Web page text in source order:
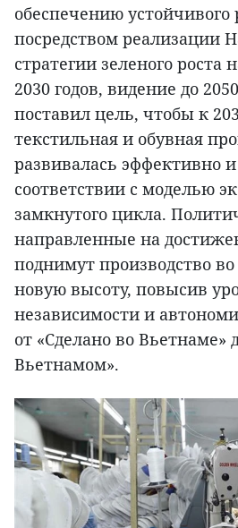
обеспечению устойчивого
посредством реализации
стратегии зеленого роста
2030 годов, видение до
поставил цель, чтобы к
текстильная и обувная
развивалась эффективно
соответствии с моделью
замкнутого цикла.
направленные на
поднимут производство
новую высоту, повысив
независимости и
от «Сделано во Вьетнаме»
Вьетнамом».